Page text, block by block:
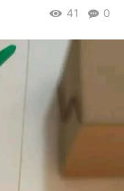
0
41